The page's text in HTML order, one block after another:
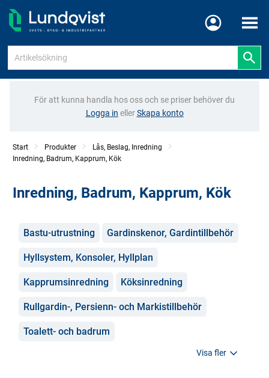
Meny
För att kunna handla hos oss och se priser behöver du
Logga in ellerSkapa konto
Start Produkter
Lås, Beslag, Inredning
Inredning, Badrum, Kapprum, Kök
Inredning, Badrum, Kapprum, Kök
Kategorier
Bastu-utrustning Gardinskenor, Gardintillbehör
Hyllsystem, Konsoler, Hyllplan
Kapprumsinredning Köksinredning
Rullgardin-, Persienn- och Markistillbehör
Toalett- och badrum
Visa fler